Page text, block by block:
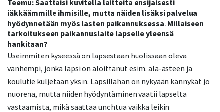
Teemu: Saattaisi kuvitella laitteita ensijaisesti
iäkkäämmille ihmisille, mutta näiden lisäksi palvelua
hyödynnetään myös lasten paikannuksessa. Millaiseen
tarkoitukseen paikannuslaite lapselle yleensä
hankitaan?
Useimmiten kyseessä on lapsestaan huolissaan oleva
vanhempi, jonka lapsi on aloittanut esim. ala-asteen ja
koulutie kuljetaan yksin. Lapsillahan on nykyään kännykät jo
nuorena, mutta niiden hyödyntäminen vaatii lapselta
vastaamista, mikä saattaa unohtua vaikka leikin